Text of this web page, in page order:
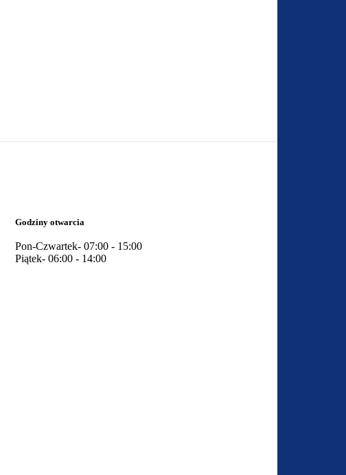
Godziny otwarcia
Pon-Czwartek- 07:00 - 15:00
Piątek- 06:00 - 14:00